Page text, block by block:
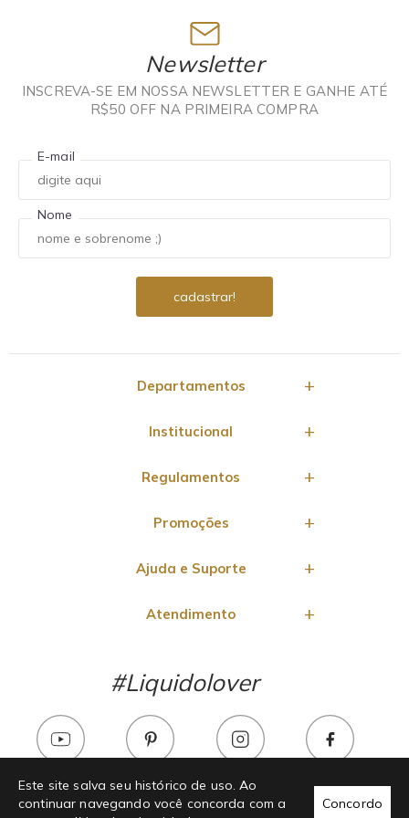
Este site salva seu histórico de uso. Ao
continuar navegando você concorda com a
Concordo
Newsletter
INSCREVA-SE EM NOSSA NEWSLETTER E GANHE ATÉ
R$50 OFF NA PRIMEIRA COMPRA
E-mail
Nome
Departamentos
Institucional
Regulamentos
Promoções
Ajuda e Suporte
Atendimento
#Liquidolover